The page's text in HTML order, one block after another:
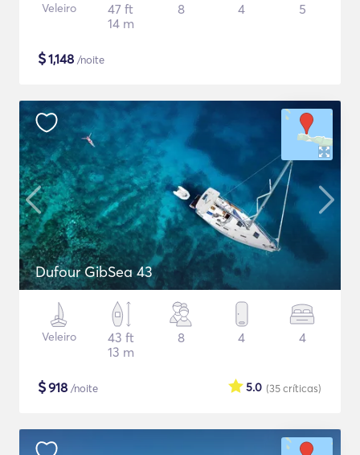
Veleiro
47 ft
14 m
8 4 5
$1,148 /noite
Dufour GibSea 43
Veleiro
43 ft
13 m
8 4 4
$918 /noite (35críticas)
5.0